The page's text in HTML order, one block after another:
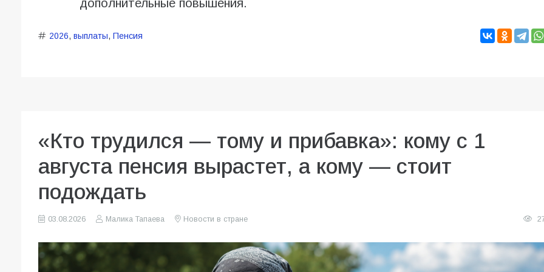
дополнительные повышения.
2026, выплаты, Пенсия
«Кто трудился — тому и прибавка»: кому с 1
августа пенсия вырастет, а кому — стоит
подождать
03.08.2026 Малика Тапаева Новости в стране